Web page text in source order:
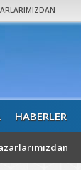
HABERLER